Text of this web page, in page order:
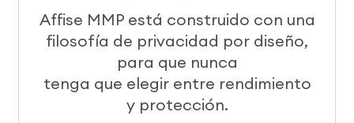
Affise MMP está construido con una
filosofía de privacidad por diseño,
para que nunca
tenga que elegir entre rendimiento
y protección.